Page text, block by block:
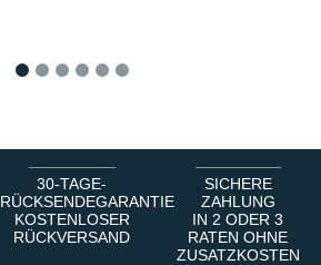
30-TAGE-
RÜCKSENDEGARANTIE
KOSTENLOSER
RÜCKVERSAND
SICHERE
ZAHLUNG
IN 2 ODER 3
RATEN OHNE
ZUSATZKOSTEN